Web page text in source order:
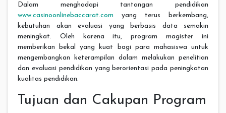
Dalam menghadapi tantangan pendidikan
www.casinoonlinebaccarat.com yang terus berkembang,
kebutuhan akan evaluasi yang berbasis data semakin
meningkat. Oleh karena itu, program magister ini
memberikan bekal yang kuat bagi para mahasiswa untuk
mengembangkan keterampilan dalam melakukan penelitian
dan evaluasi pendidikan yang berorientasi pada peningkatan
kualitas pendidikan.
Tujuan dan Cakupan Program